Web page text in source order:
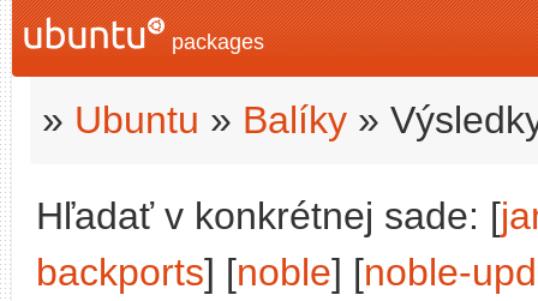
packages
» Ubuntu » Balíky »
Hľadať v konkrétnej sade: [
backports] [noble] [noble-